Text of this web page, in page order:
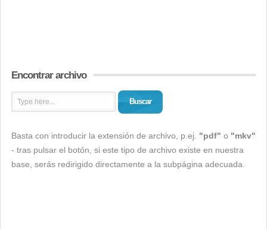
Encontrar archivo
Buscar
Basta con introducir la extensión de archivo, p.ej. "pdf" o "mkv"
- tras pulsar el botón, si este tipo de archivo existe en nuestra
base, serás redirigido directamente a la subpágina adecuada.